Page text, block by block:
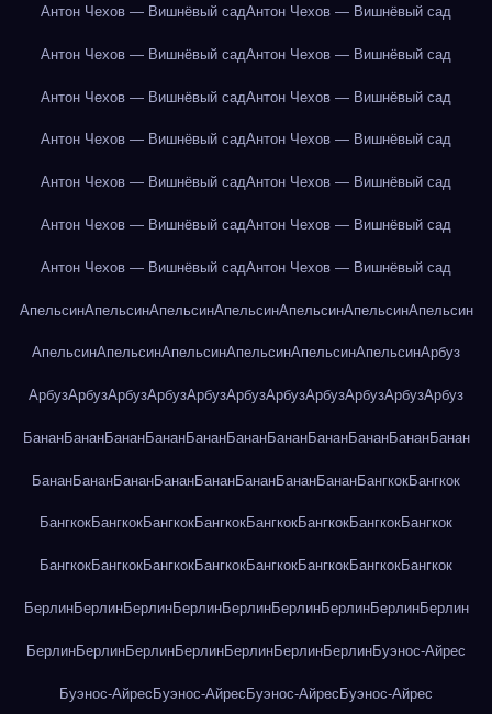
Антон Чехов — Вишнёвый садАнтон Чехов — Вишнёвый сад
Антон Чехов — Вишнёвый садАнтон Чехов — Вишнёвый сад
Антон Чехов — Вишнёвый садАнтон Чехов — Вишнёвый сад
Антон Чехов — Вишнёвый садАнтон Чехов — Вишнёвый сад
Антон Чехов — Вишнёвый садАнтон Чехов — Вишнёвый сад
Антон Чехов — Вишнёвый садАнтон Чехов — Вишнёвый сад
Антон Чехов — Вишнёвый садАнтон Чехов — Вишнёвый сад
АпельсинАпельсинАпельсинАпельсинАпельсинАпельсинАпельсин
АпельсинАпельсинАпельсинАпельсинАпельсинАпельсинАрбуз
АрбузАрбузАрбузАрбузАрбузАрбузАрбузАрбузАрбузАрбузАрбуз
БананБананБананБананБананБананБананБананБананБананБанан
БананБананБананБананБананБананБананБананБангкокБангкок
БангкокБангкокБангкокБангкокБангкокБангкокБангкокБангкок
БангкокБангкокБангкокБангкокБангкокБангкокБангкокБангкок
БерлинБерлинБерлинБерлинБерлинБерлинБерлинБерлинБерлин
БерлинБерлинБерлинБерлинБерлинБерлинБерлинБуэнос-Айрес
Буэнос-АйресБуэнос-АйресБуэнос-АйресБуэнос-Айрес